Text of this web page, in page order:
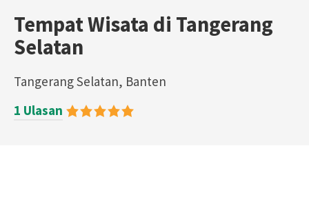
Tempat Wisata di Tangerang
Selatan
Tangerang Selatan, Banten
1 Ulasan